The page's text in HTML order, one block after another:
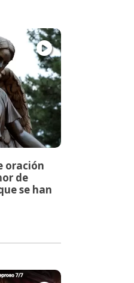
oración
de
se han